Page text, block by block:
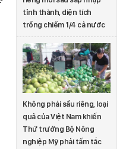
tỉnh thành, diện tích
trồng chiếm 1/4 cả nước
Không phải sầu riêng, loại
quả của Việt Nam khiến
Thứ trưởng Bộ Nông
nghiệp Mỹ phải tấm tắc